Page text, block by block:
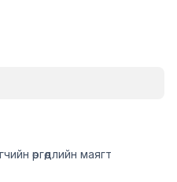
өргөдлийн маягт